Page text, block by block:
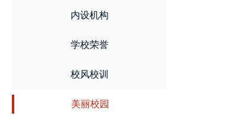
内设机构
学校荣誉
校风校训
美丽校园